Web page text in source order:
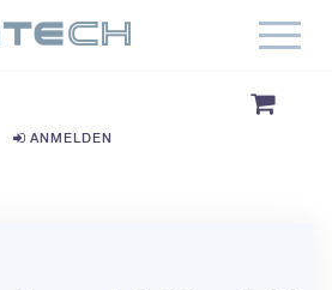
ANMELDEN